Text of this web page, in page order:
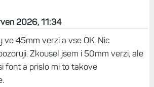
2026, 11:34
ve 45mm verzi a vse OK. Nic
Zkousel jsem i 50mm verzi, ale
font a prislo mi to takove